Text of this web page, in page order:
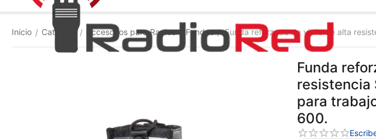
Inicio / Catálogo / Accesorios para Radios / Fundas / Funda reforzada de vinilo de alta
Funda
resistencia
para
600.